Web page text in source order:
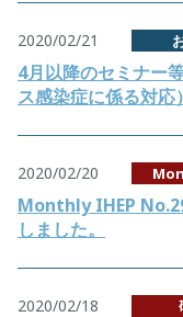
2020/02/21
4月以降のセミナー
ス感染症に係る対応）
2020/02/20
Monthly IHEP
しました。
2020/02/18